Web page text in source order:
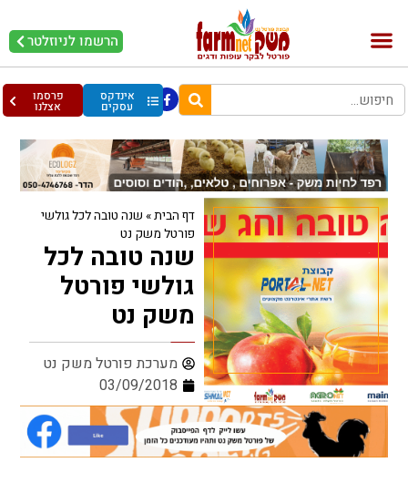
הרשמו לניוזלטר
אינדקס
עסקים
פרסמו
אצלנו
דף הבית» שנה טובה לכל גולשי
פורטל משק נט
שנה טובה לכל
גולשי פורטל
משק נט
מערכת פורטל משק נט
03/09/2018